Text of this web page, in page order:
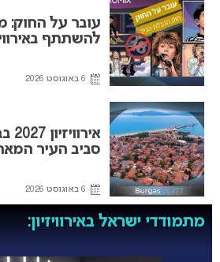
עובר על החוק:
להשתתף
6 באוגוסט 2026
סביב העיר
6 באוגוסט 2026
מתמודדי ישראל באירוויזיון: